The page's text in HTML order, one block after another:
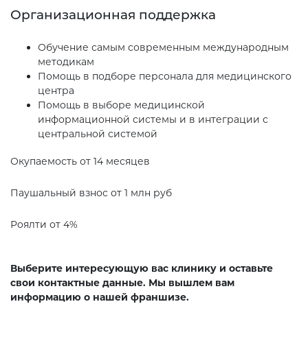
Организационная поддержка
Обучение самым современным международным
методикам
Помощь в подборе персонала для медицинского
центра
Помощь в выборе медицинской
информационной системы и в интеграции с
центральной системой
Окупаемость от 14 месяцев
Паушальный взнос от 1 млн руб
Роялти от 4%
Выберите интересующую вас клинику и оставьте
свои контактные данные. Мы вышлем вам
информацию о нашей франшизе.